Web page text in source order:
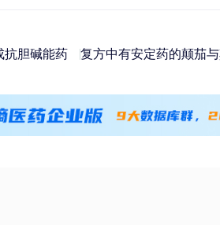
抗胆碱能药 复方中有安定药的颠茄